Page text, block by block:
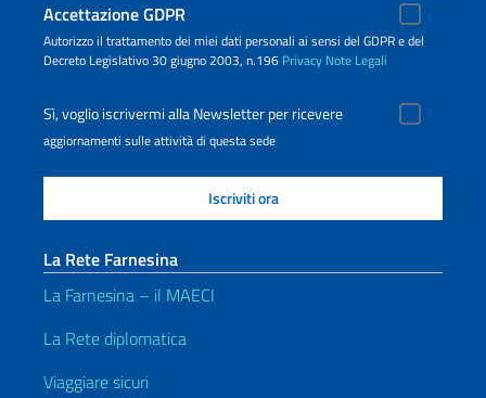
Accettazione GDPR
Autorizzo il trattamento dei miei dati personali ai sensi del GDPR e del
Decreto Legislativo 30 giugno 2003, n.196 Privacy Note Legali
Sì, voglio iscrivermi alla Newsletter per ricevere
aggiornamenti sulle attività di questa sede
La Rete Farnesina
La Farnesina – il MAECI
La Rete diplomatica
Viaggiare sicuri